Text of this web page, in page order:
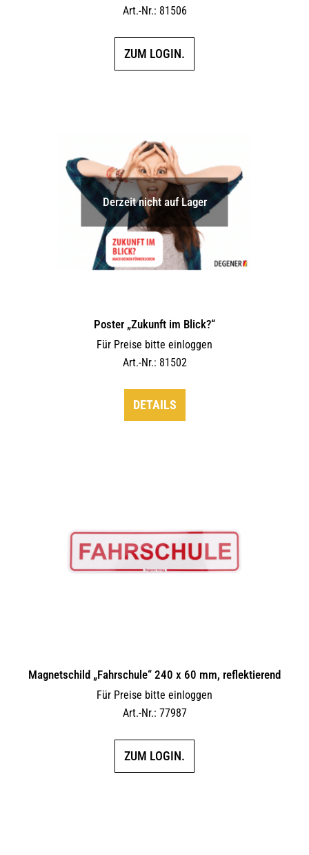
Art.-Nr.: 81506
ZUM LOGIN.
Derzeit nicht auf Lager
Poster „Zukunft im Blick?“
Für Preise bitte einloggen
Art.-Nr.: 81502
DETAILS
Magnetschild „Fahrschule“ 240 x 60 mm, reflektierend
Für Preise bitte einloggen
Art.-Nr.: 77987
ZUM LOGIN.